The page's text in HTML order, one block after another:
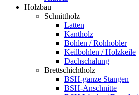
Holzbau
Schnittholz
Latten
Kantholz
Bohlen / Rohhobler
Keilbohlen / Holzkeile
Dachschalung
Brettschichtholz
BSH-ganze Stangen
BSH-Anschnitte